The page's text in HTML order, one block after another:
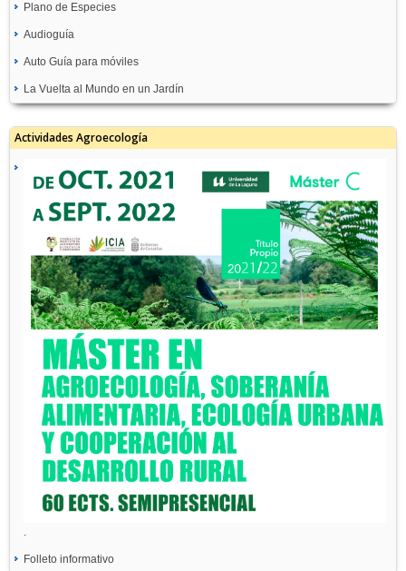
Plano de Especies
Audioguía
Auto Guía para móviles
La Vuelta al Mundo en un Jardín
Actividades Agroecología
Folleto informativo